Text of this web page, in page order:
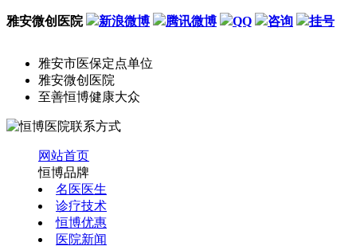
雅安微创医院 新浪微博 腾讯微博 QQ 咨询 挂号
雅安市医保定点单位
雅安微创医院
至善恒博健康大众
网站首页
恒博品牌
名医医生
诊疗技术
恒博优惠
医院新闻